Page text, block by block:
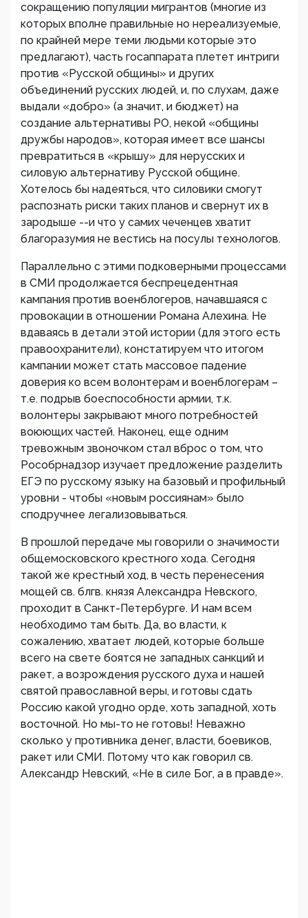
сокращению популяции мигрантов (многие из
которых вполне правильные но нереализуемые,
по крайней мере теми людьми которые это
предлагают), часть госаппарата плетет интриги
против «Русской общины» и других
объединений русских людей, и, по слухам, даже
выдали «добро» (а значит, и бюджет) на
создание альтернативы РО, некой «общины
дружбы народов», которая имеет все шансы
превратиться в «крышу» для нерусских и
силовую альтернативу Русской общине.
Хотелось бы надеяться, что силовики смогут
распознать риски таких планов и свернут их в
зародыше --и что у самих чеченцев хватит
благоразумия не вестись на посулы технологов.
Параллельно с этими подковерными процессами
в СМИ продолжается беспрецедентная
кампания против военблогеров, начавшаяся с
провокации в отношении Романа Алехина. Не
вдаваясь в детали этой истории (для этого есть
правоохранители), констатируем что итогом
кампании может стать массовое падение
доверия ко всем волонтерам и военблогерам –
т.е. подрыв боеспособности армии, т.к.
волонтеры закрывают много потребностей
воюющих частей. Наконец, еще одним
тревожным звоночком стал вброс о том, что
Рособрнадзор изучает предложение разделить
ЕГЭ по русскому языку на базовый и профильный
уровни - чтобы «новым россиянам» было
сподручнее легализовываться.
В прошлой передаче мы говорили о значимости
общемосковского крестного хода. Сегодня
такой же крестный ход, в честь перенесения
мощей св. блгв. князя Александра Невского,
проходит в Санкт-Петербурге. И нам всем
необходимо там быть. Да, во власти, к
сожалению, хватает людей, которые больше
всего на свете боятся не западных санкций и
ракет, а возрождения русского духа и нашей
святой православной веры, и готовы сдать
Россию какой угодно орде, хоть западной, хоть
восточной. Но мы-то не готовы! Неважно
сколько у противника денег, власти, боевиков,
ракет или СМИ. Потому что как говорил св.
Александр Невский, «Не в силе Бог, а в правде».